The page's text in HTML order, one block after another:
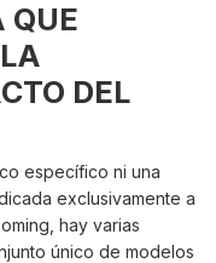
QUE
DEL
específico ni una
exclusivamente a
hay varias
único de modelos